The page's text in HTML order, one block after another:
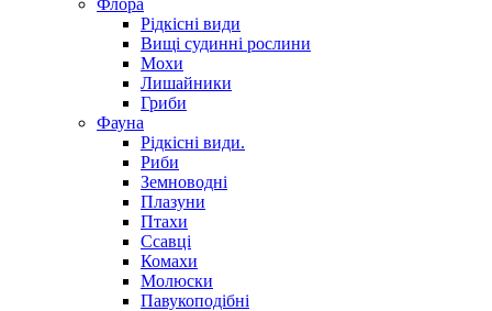
Флора
Рідкісні види
Вищі судинні рослини
Мохи
Лишайники
Гриби
Фауна
Рідкісні види.
Риби
Земноводні
Плазуни
Птахи
Ссавці
Комахи
Молюски
Павукоподібні